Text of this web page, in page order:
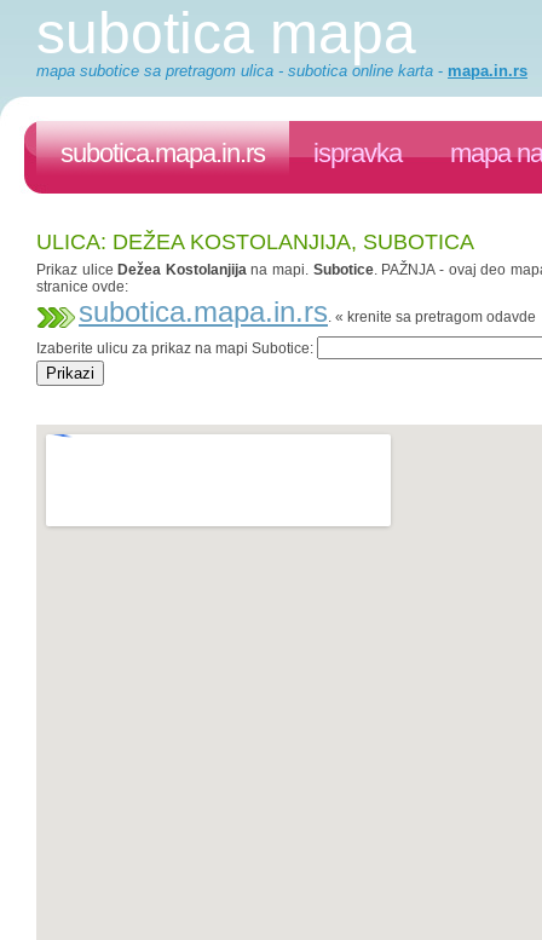
subotica mapa
mapa subotice sa pretragom ulica - subotica online karta - mapa.in.rs
subotica.mapa.in.rs ispravka mapa
ULICA: DEŽEA KOSTOLANJIJA, SUBOTICA
Prikaz ulice Dežea Kostolanjijana mapi. Subotice. PAŽNJA - ovaj deo
stranice ovde:
subotica.mapa.in.rs. « krenite sa pretragom odavde
Izaberite ulicu za prikaz na mapi Subotice: